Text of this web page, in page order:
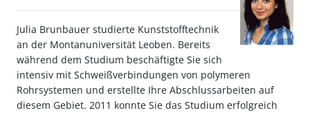
Julia Brunbauer studierte Kunststofftechnik
an der Montanuniversität Leoben. Bereits
während dem Studium beschäftigte Sie sich
intensiv mit Schweißverbindungen von polymeren
Rohrsystemen und erstellte Ihre Abschlussarbeiten auf
diesem Gebiet. 2011 konnte Sie das Studium erfolgreich